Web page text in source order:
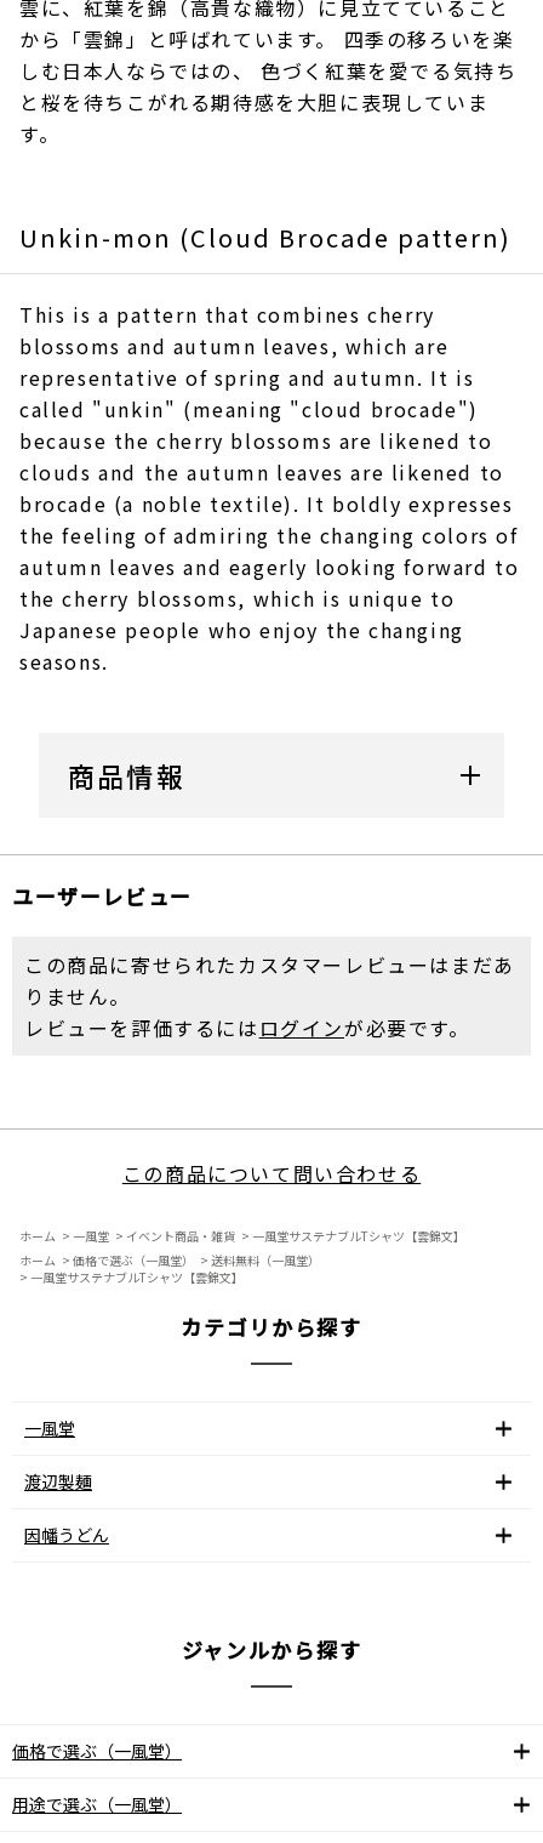
雲に、紅葉を錦（高貴な織物）に見立てていること
から「雲錦」と呼ばれています。 四季の移ろいを楽
しむ日本人ならではの、 色づく紅葉を愛でる気持ち
と桜を待ちこがれる期待感を大胆に表現していま
す。
Unkin-mon (Cloud Brocade pattern)
This is a pattern that combines cherry
blossoms and autumn leaves, which are
representative of spring and autumn. It is
called "unkin" (meaning "cloud brocade")
because the cherry blossoms are likened to
clouds and the autumn leaves are likened to
brocade (a noble textile). It boldly expresses
the feeling of admiring the changing colors of
autumn leaves and eagerly looking forward to
the cherry blossoms, which is unique to
Japanese people who enjoy the changing
seasons.
商品情報
ユーザーレビュー
この商品に寄せられたカスタマーレビューはまだあ
りません。
レビューを評価するには ログインが必要です。
この商品について問い合わせる
ホーム > 一風堂 > イベント商品・雑貨 > 一風堂サステナブルTシャツ【雲錦文】
ホーム > 価格で選ぶ（一風堂） > 送料無料（一風堂）
> 一風堂サステナブルTシャツ【雲錦文】
カテゴリから探す
一風堂
渡辺製麺
因幡うどん
ジャンルから探す
価格で選ぶ（一風堂）
用途で選ぶ（一風堂）